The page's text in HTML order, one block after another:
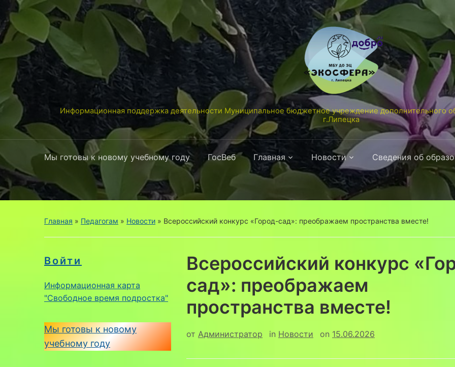
Информационная поддержка деятельности Муниципальное бюджетное учреждение дополнительного
г.Липецка
Мы готовы к новому учебному году ГосВеб Главная Новости Сведения об
Главная » Педагогам » Новости » Всероссийский конкурс «Город-сад»: преображаем пространства вместе!
Войти
Информационная карта
"Свободное время подростка"
Мы готовы к новому
учебному году
Всероссийский конкурс
сад»: преображаем
пространства вместе!
от Администратор in Новости on 15.06.2026